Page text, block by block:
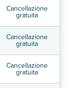
Cancellazione
gratuita
Cancellazione
gratuita
Cancellazione
gratuita